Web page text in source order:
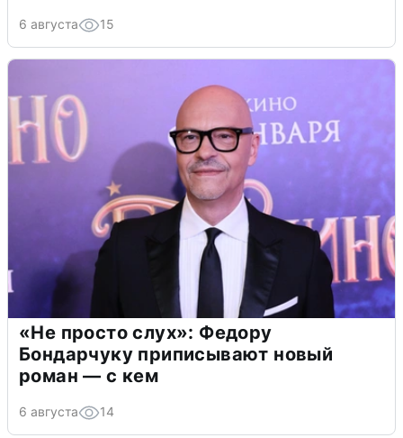
6 августа 15
«Не просто слух»: Федору
Бондарчуку приписывают новый
роман — с кем
6 августа 14